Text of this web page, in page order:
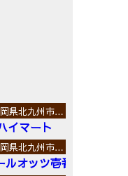
オー）
県北九州市…
イマート
県北九州市…
オッツ壱番館